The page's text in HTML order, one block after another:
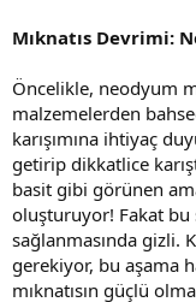
Mıknatıs Devrimi:
Öncelikle, neodyum
malzemelerden
karışımına ihtiyaç
getirip dikkatlice
basit gibi görünen
oluşturuyor! Fakat bu
sağlanmasında gizli.
gerekiyor, bu aşama
mıknatısın güçlü